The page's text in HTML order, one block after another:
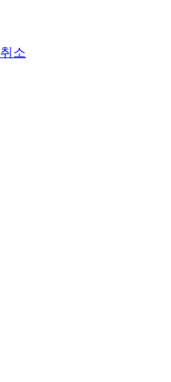
취소